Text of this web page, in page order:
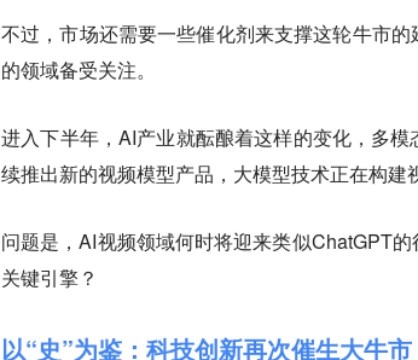
不过，市场还需要一些催化剂来支撑这轮牛市
的领域备受关注。
进入下半年，AI产业就酝酿着这样的变化，多
续推出新的视频模型产品，大模型技术正在构建
问题是，AI视频领域何时将迎来类似ChatGPT
关键引擎？
以“史”为鉴：科技创新再次催生大牛市